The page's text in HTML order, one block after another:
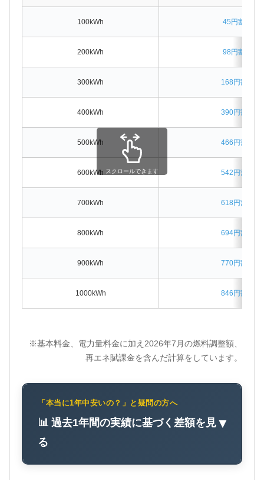
100kWh 45円割高
200kWh 98円割高
300kWh 168円割高
400kWh 390円割高
500kWh 466円割高
600kWh 542円割高
700kWh 618円割高
800kWh 694円割高
900kWh 770円割高
1000kWh 846円割高
スクロールできます
※基本料金、電力量料金に加え2026年7月の燃料調整額、
再エネ賦課金を含んだ計算をしています。
「本当に1年中安いの？」と疑問の方へ
📊 過去1年間の実績に基づく差額を見
る
▼